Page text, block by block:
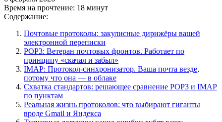
Время на прочтение: 18 минут
Содержание:
Почтовые протоколы: закулисные дирижёры вашей
электронной переписки
POP3: Ветеран почтовых фронтов. Работает по
принципу «скачал и забыл»
IMAP: Протокол-синхронизатор. Ваша почта везде,
потому что она — в облаке
Схватка стандартов: решающее сравнение POP3 и IMAP
по пунктам
Реальная жизнь протоколов: что выбирают гиганты
вроде Gmail и Яндекса